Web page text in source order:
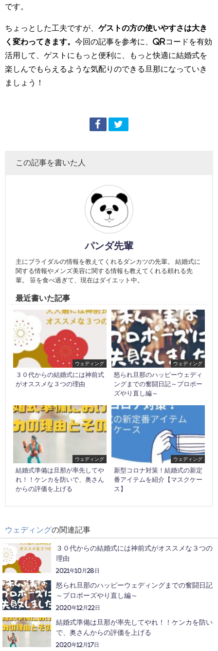
です。
ちょっとした工夫ですが、 ゲストの方の使いやすさは大き
く変わってきます。 今回の記事を参考に、QRコードを有効
活用して、ゲストにもっと便利に、もっと快適に結婚式を
楽しんでもらえるような気配りのできる旦那になっていき
ましょう！
この記事を書いた人
パンダ先輩
主にブライダルの情報を教えてくれるダンカツの先輩。 結婚式に
関する情報やメンズ美容に関する情報も教えてくれる頼れる先
輩。 笹を食べ過ぎて、現在はダイエット中。
最近書いた記事
ウェディング
３０代からの結婚式には神前式
がオススメな３つの理由
ウェディング
怒られ旦那のハッピーウェディ
ングまでの奮闘日記～プロポー
ズやり直し編～
ウェディング
結婚式準備は旦那が率先してや
れ！！ケンカを防いで、奥さん
からの評価を上げる
ウェディング
新型コロナ対策！結婚式の新定
番アイテムを紹介【マスクケー
ス】
ウェディングの関連記事
３０代からの結婚式には神前式がオススメな３つの
理由
2021年10月28日
怒られ旦那のハッピーウェディングまでの奮闘日記
～プロポーズやり直し編～
2020年12月22日
結婚式準備は旦那が率先してやれ！！ケンカを防い
で、奥さんからの評価を上げる
2020年12月17日